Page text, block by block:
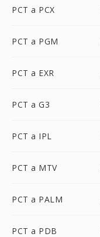
PCT a PCX
PCT a PGM
PCT a EXR
PCT a G3
PCT a IPL
PCT a MTV
PCT a PALM
PCT a PDB